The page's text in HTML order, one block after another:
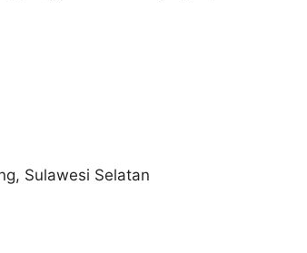
Sulawesi Selatan